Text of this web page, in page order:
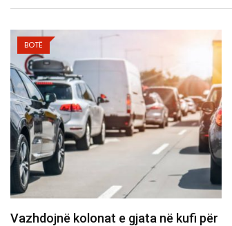
BOTË
Bie sërish çmimi i naftës, 1.63 euro